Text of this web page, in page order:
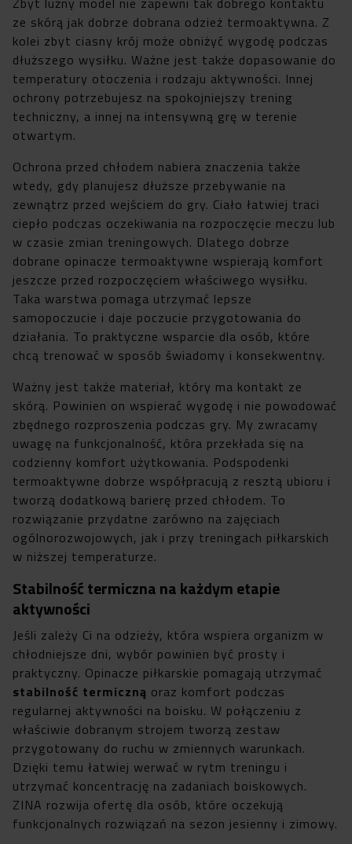
ze skórą jak dobrze dobrana odzież termoaktywna. Z
kolei zbyt ciasny krój może obniżyć wygodę podczas
dłuższego wysiłku. Ważne jest także dopasowanie do
temperatury otoczenia i rodzaju aktywności. Innej
ochrony potrzebujesz na spokojniejszy trening
techniczny, a innej na intensywną grę w terenie
otwartym.
Ochrona przed chłodem nabiera znaczenia także
wtedy, gdy planujesz dłuższe przebywanie na
zewnątrz przed wejściem do gry. Ciało łatwiej traci
ciepło podczas oczekiwania na rozpoczęcie meczu lub
w czasie zmian treningowych. Dlatego dobrze
dobrane opinacze termoaktywne wspierają komfort
jeszcze przed rozpoczęciem właściwego wysiłku.
Taka warstwa pomaga utrzymać lepsze
samopoczucie i daje poczucie przygotowania do
działania. To praktyczne wsparcie dla osób, które
chcą trenować w sposób świadomy i konsekwentny.
Ważny jest także materiał, który ma kontakt ze
skórą. Powinien on wspierać wygodę i nie powodować
zbędnego rozproszenia podczas gry. My zwracamy
uwagę na funkcjonalność, która przekłada się na
codzienny komfort użytkowania. Podspodenki
termoaktywne dobrze współpracują z resztą ubioru i
tworzą dodatkową barierę przed chłodem. To
rozwiązanie przydatne zarówno na zajęciach
ogólnorozwojowych, jak i przy treningach piłkarskich
w niższej temperaturze.
Stabilność termiczna na każdym etapie
aktywności
Jeśli zależy Ci na odzieży, która wspiera organizm w
chłodniejsze dni, wybór powinien być prosty i
praktyczny. Opinacze piłkarskie pomagają utrzymać
stabilność termiczną oraz komfort podczas
regularnej aktywności na boisku. W połączeniu z
właściwie dobranym strojem tworzą zestaw
przygotowany do ruchu w zmiennych warunkach.
Dzięki temu łatwiej werwać w rytm treningu i
utrzymać koncentrację na zadaniach boiskowych.
ZINA rozwija ofertę dla osób, które oczekują
funkcjonalnych rozwiązań na sezon jesienny i zimowy.